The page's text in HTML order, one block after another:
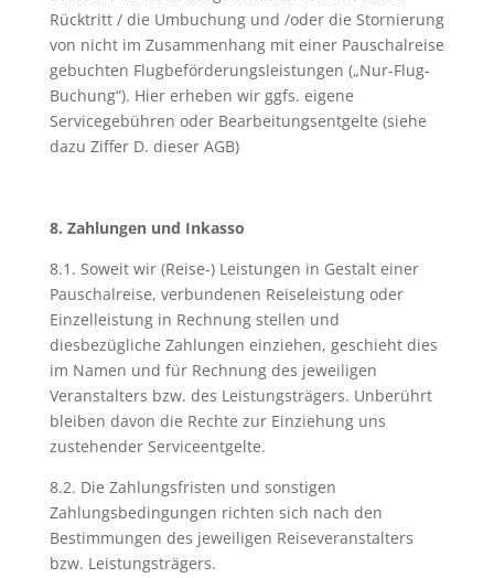
Rücktritt / die Umbuchung und /oder die Stornierung
von nicht im Zusammenhang mit einer Pauschalreise
gebuchten Flugbeförderungsleistungen („Nur-Flug-
Buchung“). Hier erheben wir ggfs. eigene
Servicegebühren oder Bearbeitungsentgelte (siehe
dazu Ziffer D. dieser AGB)
8. Zahlungen und Inkasso
8.1. Soweit wir (Reise-) Leistungen in Gestalt einer
Pauschalreise, verbundenen Reiseleistung oder
Einzelleistung in Rechnung stellen und
diesbezügliche Zahlungen einziehen, geschieht dies
im Namen und für Rechnung des jeweiligen
Veranstalters bzw. des Leistungsträgers. Unberührt
bleiben davon die Rechte zur Einziehung uns
zustehender Serviceentgelte.
8.2. Die Zahlungsfristen und sonstigen
Zahlungsbedingungen richten sich nach den
Bestimmungen des jeweiligen Reiseveranstalters
bzw. Leistungsträgers.